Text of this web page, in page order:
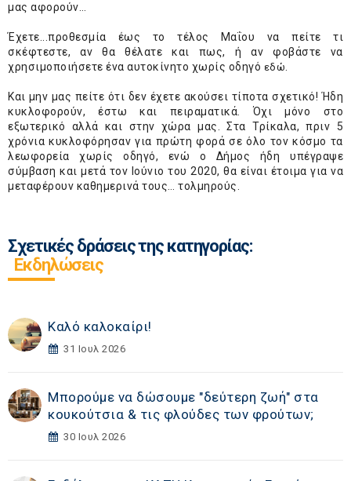
μας αφορούν…
Έχετε...προθεσμία έως το τέλος Μαΐου να πείτε τι
σκέφτεστε, αν θα θέλατε και πως, ή αν φοβάστε να
χρησιμοποιήσετε ένα αυτοκίνητο χωρίς οδηγό εδώ.
Και μην μας πείτε ότι δεν έχετε ακούσει τίποτα σχετικό! Ήδη
κυκλοφορούν, έστω και πειραματικά. Όχι μόνο στο
εξωτερικό αλλά και στην χώρα μας. Στα Τρίκαλα, πριν 5
χρόνια κυκλοφόρησαν για πρώτη φορά σε όλο τον κόσμο τα
λεωφορεία χωρίς οδηγό, ενώ ο Δήμος ήδη υπέγραψε
σύμβαση και μετά τον Ιούνιο του 2020, θα είναι έτοιμα για να
μεταφέρουν καθημερινά τους… τολμηρούς.
Σχετικές δράσεις της κατηγορίας:
Εκδηλώσεις
Καλό καλοκαίρι!
31 Ιουλ 2026
Μπορούμε να δώσουμε "δεύτερη ζωή" στα
κουκούτσια & τις φλούδες των φρούτων;
30 Ιουλ 2026